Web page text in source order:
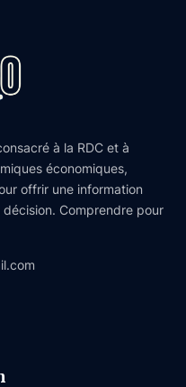
à la RDC et à
économiques,
offrir une information
Comprendre pour